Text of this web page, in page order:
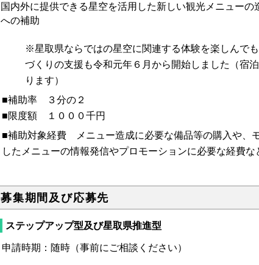
国内外に提供できる星空を活用した新しい観光メニュー
への補助
※星取県ならではの星空に関連する体験を楽しんで
づくりの支援も令和元年６月から開始しました（宿
ります）
■補助率 ３分の２
■限度額 １０００千円
■補助対象経費 メニュー造成に必要な備品等の購入や、
したメニューの情報発信やプロモーションに必要な経費な
募集期間及び応募先
ステップアップ型及び星取県推進型
申請時期：随時（事前にご相談ください）